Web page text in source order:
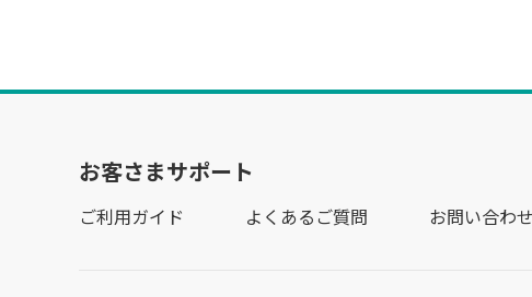
お客さまサポート
ご利用ガイド よくあるご質問 お問い合わせ